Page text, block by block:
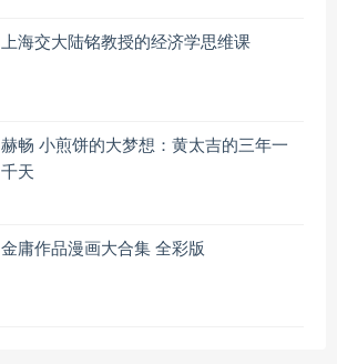
上海交大陆铭教授的经济学思维课
赫畅 小煎饼的大梦想：黄太吉的三年一
千天
金庸作品漫画大合集 全彩版